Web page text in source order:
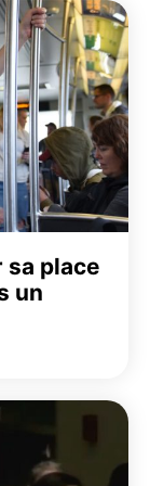
sa place
un